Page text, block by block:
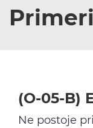
Primeri
(O-05-B)
Ne postoje